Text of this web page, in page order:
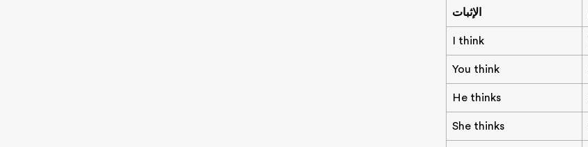
الإثبات
I think
You think
He thinks
She thinks